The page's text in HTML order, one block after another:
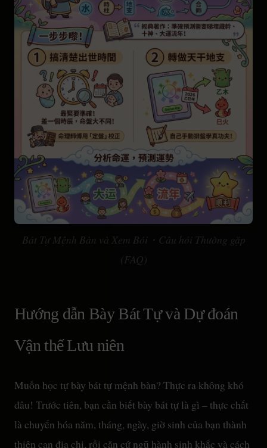
Bát Tự Mệnh Bàn và Xem Bói・Câu hỏi Thường gặp
(FAQ)
Hướng dẫn Bày Bát Tự và Dự đoán
Vận thế Lưu niên
Muốn học tự bày bát tự mệnh bàn? Thực ra không khó
đâu! Trước tiên, bạn cần biết bày bát tự là gì – thực chất
là chuyển hóa năm, tháng, ngày, giờ sinh của bạn thành
thiên can địa chi, rồi căn cứ ngũ hành sinh khắc và cách